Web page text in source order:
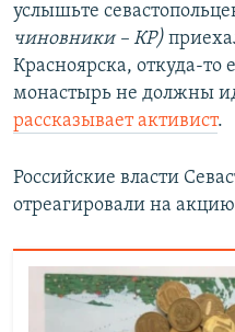
услышьте
чиновники – КР)
Красноярска, откуда-
монастырь не должны
рассказывает активист.
Российские власти
отреагировали на